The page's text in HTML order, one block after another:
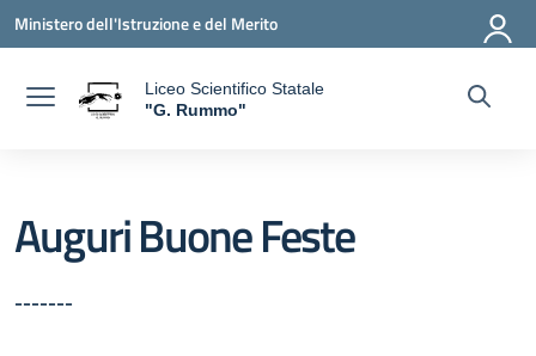
Vai ai contenuti
Vai al menu di navigazione
Vai al footer
Ministero dell'Istruzione e del Merito
Liceo Scientifico Statale
"G. Rummo"
Auguri Buone Feste
-------